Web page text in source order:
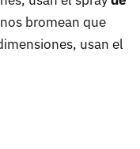
bromean que
usan el